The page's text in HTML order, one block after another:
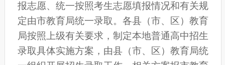
报志愿、统一按照考生志愿填报情况和有关规
定由市教育局统一录取。各县（市、区）教育
局按照上级有关要求，制定本地普通高中招生
录取具体实施方案，由县（市、区）教育局统